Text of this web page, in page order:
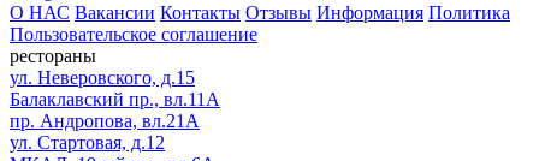
О НАС Вакансии Контакты Отзывы Информация Политика
Пользовательское соглашение
рестораны
ул. Неверовского, д.15
Балаклавский пр., вл.11А
пр. Андропова, вл.21А
ул. Стартовая, д.12